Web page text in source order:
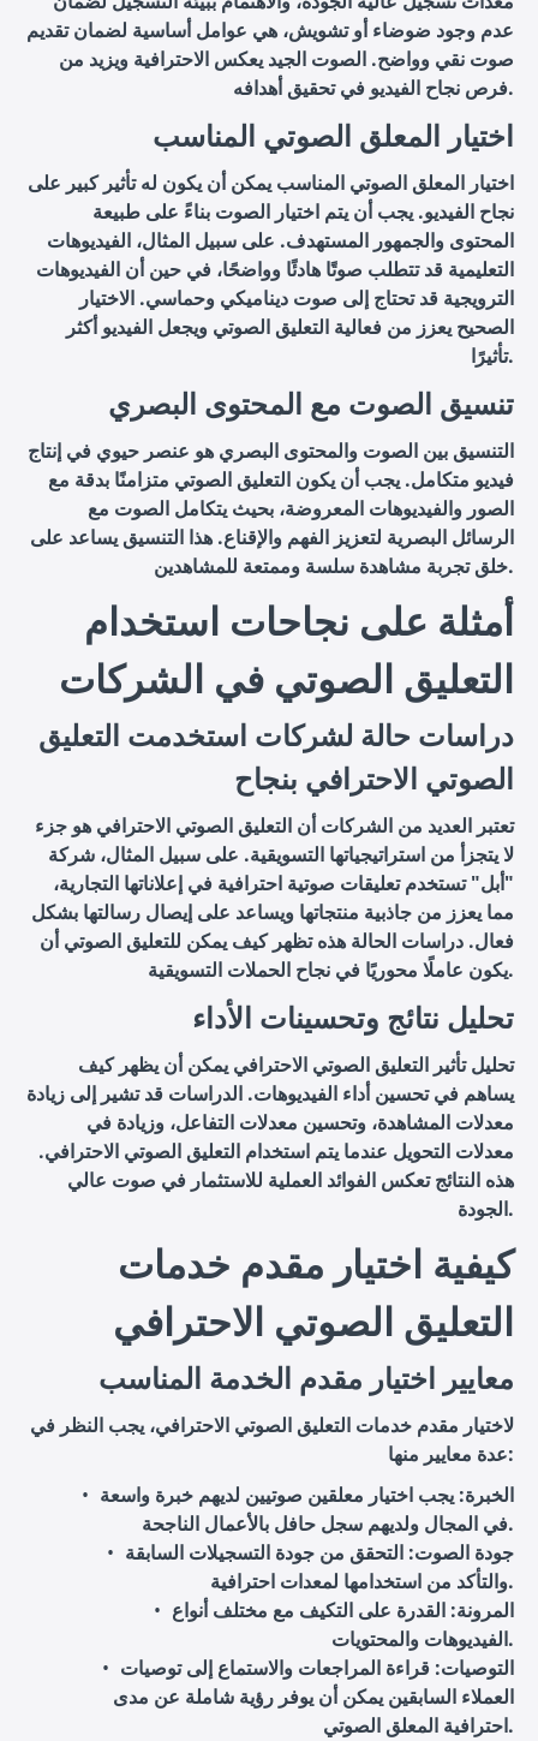
عدم وجود ضوضاء أو تشويش، هي عوامل أساسية لضمان تقديم
صوت نقي وواضح. الصوت الجيد يعكس الاحترافية ويزيد من
فرص نجاح الفيديو في تحقيق أهدافه.
اختيار المعلق الصوتي المناسب
اختيار المعلق الصوتي المناسب يمكن أن يكون له تأثير كبير على
نجاح الفيديو. يجب أن يتم اختيار الصوت بناءً على طبيعة
المحتوى والجمهور المستهدف. على سبيل المثال، الفيديوهات
التعليمية قد تتطلب صوتًا هادئًا وواضحًا، في حين أن الفيديوهات
الترويجية قد تحتاج إلى صوت ديناميكي وحماسي. الاختيار
الصحيح يعزز من فعالية التعليق الصوتي ويجعل الفيديو أكثر
تأثيرًا.
تنسيق الصوت مع المحتوى البصري
التنسيق بين الصوت والمحتوى البصري هو عنصر حيوي في إنتاج
فيديو متكامل. يجب أن يكون التعليق الصوتي متزامنًا بدقة مع
الصور والفيديوهات المعروضة، بحيث يتكامل الصوت مع
الرسائل البصرية لتعزيز الفهم والإقناع. هذا التنسيق يساعد على
خلق تجربة مشاهدة سلسة وممتعة للمشاهدين.
أمثلة على نجاحات استخدام
التعليق الصوتي في الشركات
دراسات حالة لشركات استخدمت التعليق
الصوتي الاحترافي بنجاح
تعتبر العديد من الشركات أن التعليق الصوتي الاحترافي هو جزء
لا يتجزأ من استراتيجياتها التسويقية. على سبيل المثال، شركة
"أبل" تستخدم تعليقات صوتية احترافية في إعلاناتها التجارية،
مما يعزز من جاذبية منتجاتها ويساعد على إيصال رسالتها بشكل
فعال. دراسات الحالة هذه تظهر كيف يمكن للتعليق الصوتي أن
يكون عاملًا محوريًا في نجاح الحملات التسويقية.
تحليل نتائج وتحسينات الأداء
تحليل تأثير التعليق الصوتي الاحترافي يمكن أن يظهر كيف
يساهم في تحسين أداء الفيديوهات. الدراسات قد تشير إلى زيادة
معدلات المشاهدة، وتحسين معدلات التفاعل، وزيادة في
معدلات التحويل عندما يتم استخدام التعليق الصوتي الاحترافي.
هذه النتائج تعكس الفوائد العملية للاستثمار في صوت عالي
الجودة.
كيفية اختيار مقدم خدمات
التعليق الصوتي الاحترافي
معايير اختيار مقدم الخدمة المناسب
لاختيار مقدم خدمات التعليق الصوتي الاحترافي، يجب النظر في
عدة معايير منها:
الخبرة: يجب اختيار معلقين صوتيين لديهم خبرة واسعة
في المجال ولديهم سجل حافل بالأعمال الناجحة.
جودة الصوت: التحقق من جودة التسجيلات السابقة
والتأكد من استخدامها لمعدات احترافية.
المرونة: القدرة على التكيف مع مختلف أنواع
الفيديوهات والمحتويات.
التوصيات: قراءة المراجعات والاستماع إلى توصيات
العملاء السابقين يمكن أن يوفر رؤية شاملة عن مدى
احترافية المعلق الصوتي.